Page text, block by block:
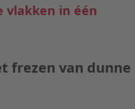
vlakken in één
frezen van dunne